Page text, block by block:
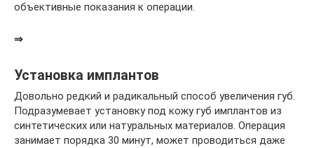
объективные показания к операции.
⇒
Установка имплантов
Довольно редкий и радикальный способ увеличения губ.
Подразумевает установку под кожу губ имплантов из
синтетических или натуральных материалов. Операция
занимает порядка 30 минут, может проводиться даже